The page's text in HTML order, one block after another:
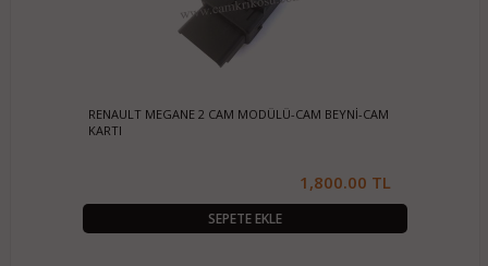
RENAULT MEGANE 2 CAM MODÜLÜ-CAM BEYNİ-CAM
KARTI
1,800.00 TL
SEPETE EKLE